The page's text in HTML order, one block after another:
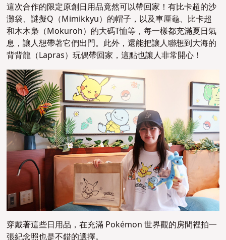
這次合作的限定原創日用品竟然可以帶回家！有比卡超的沙
灘袋、謎擬Q（Mimikkyu）的帽子，以及車厘龜、比卡超
和木木梟（Mokuroh）的大碼T恤等，每一樣都充滿夏日氣
息，讓人想帶著它們出門。此外，還能把讓人聯想到大海的
背背龍（Lapras）玩偶帶回家，這點也讓人非常開心！
穿戴著這些日用品，在充滿 Pokémon 世界觀的房間裡拍一
張紀念照也是不錯的選擇。